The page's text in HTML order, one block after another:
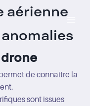
aérienne
de connaitre la
sont issues